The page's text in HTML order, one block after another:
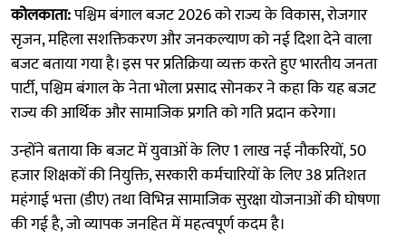
कोलकाता:पश्चिम बंगाल बजट 2026 को राज्य के विकास, रोजगार
सृजन, महिला सशक्तिकरण और जनकल्याण को नई दिशा देने वाला
बजट बताया गया है। इस पर प्रतिक्रिया व्यक्त करते हुए भारतीय जनता
पार्टी, पश्चिम बंगाल के नेता भोला प्रसाद सोनकर ने कहा कि यह बजट
राज्य की आर्थिक और सामाजिक प्रगति को गति प्रदान करेगा।
उन्होंने बताया कि बजट में युवाओं के लिए 1 लाख नई नौकरियों, 50
हजार शिक्षकों की नियुक्ति, सरकारी कर्मचारियों के लिए 38 प्रतिशत
महंगाई भत्ता (डीए) तथा विभिन्न सामाजिक सुरक्षा योजनाओं की घोषणा
की गई है, जो व्यापक जनहित में महत्वपूर्ण कदम है।